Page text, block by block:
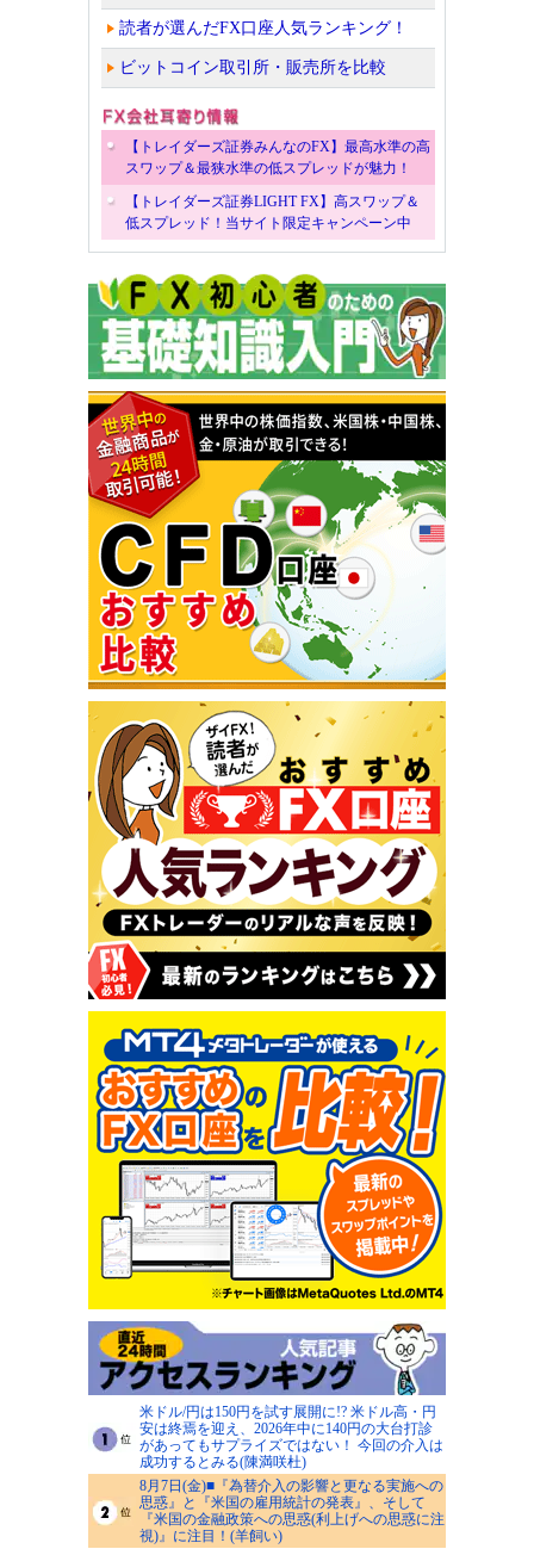
読者が選んだFX口座人気ランキング！
ビットコイン取引所・販売所を比較
【トレイダーズ証券みんなのFX】最高水準の高
スワップ＆最狭水準の低スプレッドが魅力！
【トレイダーズ証券LIGHT FX】高スワップ＆
低スプレッド！当サイト限定キャンペーン中
米ドル/円は150円を試す展開に!? 米ドル高・円
安は終焉を迎え、2026年中に140円の大台打診
があってもサプライズではない！ 今回の介入は
成功するとみる(陳満咲杜)
8月7日(金)■『為替介入の影響と更なる実施への
思惑』と『米国の雇用統計の発表』、そして
『米国の金融政策への思惑(利上げへの思惑に注
視)』に注目！(羊飼い)